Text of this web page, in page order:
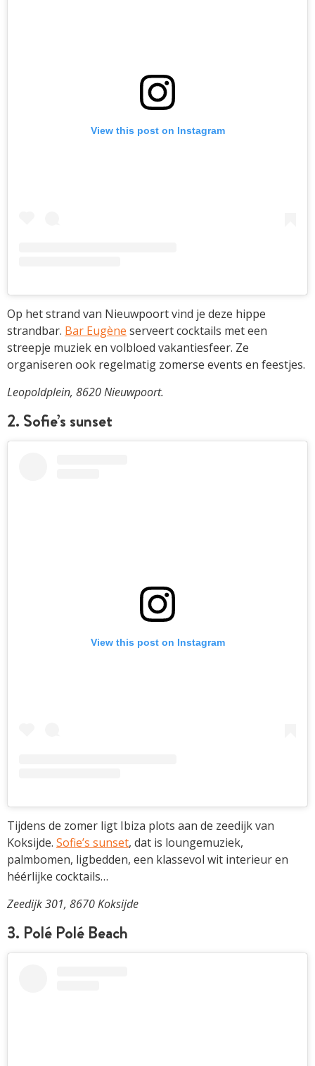
View this post on Instagram
Op het strand van Nieuwpoort vind je deze hippe
strandbar. Bar Eugène serveert cocktails met een
streepje muziek en volbloed vakantiesfeer. Ze
organiseren ook regelmatig zomerse events en feestjes.
Leopoldplein, 8620 Nieuwpoort.
2. Sofie’s sunset
View this post on Instagram
Tijdens de zomer ligt Ibiza plots aan de zeedijk van
Koksijde. Sofie’s sunset, dat is loungemuziek,
palmbomen, ligbedden, een klassevol wit interieur en
héérlijke cocktails…
Zeedijk 301, 8670 Koksijde
3. Polé Polé Beach